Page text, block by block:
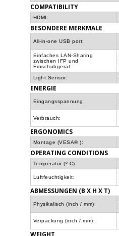
COMPATIBILITY
HDMI:
BESONDERE MERKMALE
All-in-one USB port:
Einfaches LAN-Sharing
zwischen IFP und
Einschubgerät:
Light Sensor:
ENERGIE
Eingangsspannung:
Verbrauch:
ERGONOMICS
Montage (VESA® ):
OPERATING CONDITIONS
Temperatur (º C):
Luftfeuchtigkeit:
ABMESSUNGEN (B X H X T)
Physikalisch (inch / mm):
Verpackung (inch / mm):
WEIGHT